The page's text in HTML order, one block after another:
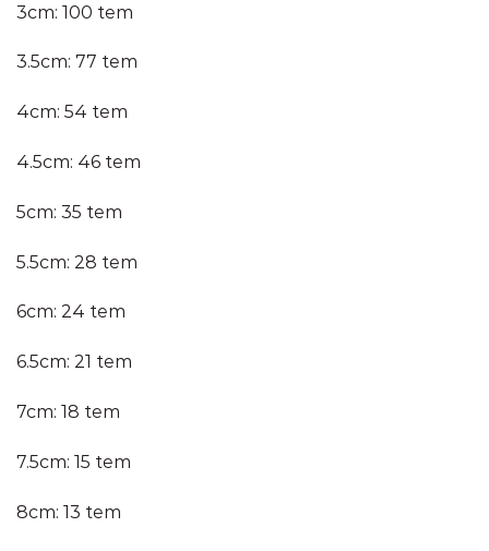
3cm: 100 tem
3.5cm: 77 tem
4cm: 54 tem
4.5cm: 46 tem
5cm: 35 tem
5.5cm: 28 tem
6cm: 24 tem
6.5cm: 21 tem
7cm: 18 tem
7.5cm: 15 tem
8cm: 13 tem